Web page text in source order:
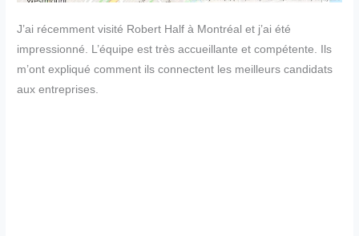
J’ai récemment visité Robert Half à Montréal et j’ai été
impressionné. L’équipe est très accueillante et compétente. Ils
m’ont expliqué comment ils connectent les meilleurs candidats
aux entreprises.